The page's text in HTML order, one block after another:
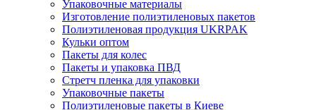
Упаковочные материалы
Изготовление полиэтиленовых пакетов
Полиэтиленовая продукция UKRPAK
Кульки оптом
Пакеты для колес
Пакеты и упаковка ПВД
Стретч пленка для упаковки
Упаковочные пакеты
Полиэтиленовые пакеты в Киеве